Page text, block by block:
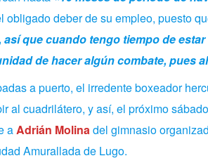
obligado deber de su empleo, puesto
que cuando tengo tiempo de estar
de hacer algún combate, pues
a puerto, el irredente boxeador
al cuadrilátero, y así, el próximo
aAdrián Molinadel gimnasio
Amurallada de Lugo.